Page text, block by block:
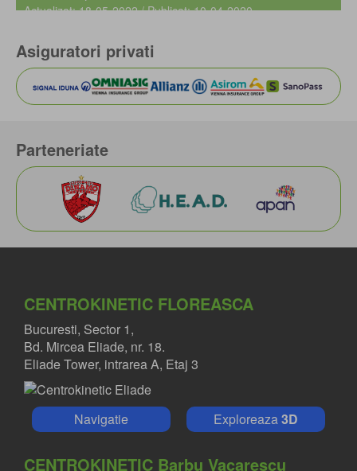
Actualizat: 18-05-2022 / Publicat: 10-04-2020
Asiguratori privati
Parteneriate
CENTROKINETIC FLOREASCA
Bucuresti, Sector 1,
Bd. Mircea Eliade, nr. 18.
Eliade Tower, intrarea A, Etaj 3
Navigatie Exploreaza3D
CENTROKINETIC Barbu Vacarescu